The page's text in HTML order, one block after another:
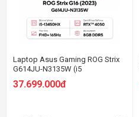
Laptop Asus Gaming ROG Strix
G614JU-N3135W (i5
13450HX/16GB RAM/512GB
SSD/16 QHD 165hz/RTX 4050
37.699.000đ